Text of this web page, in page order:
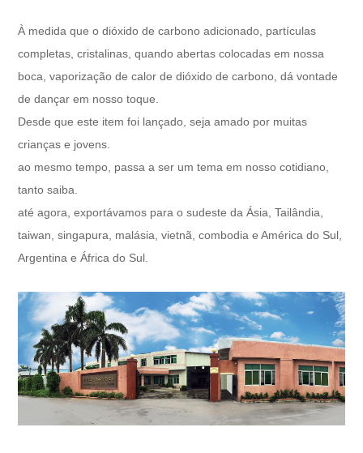
À medida que o dióxido de carbono adicionado, partículas
completas, cristalinas, quando abertas colocadas em nossa
boca, vaporização de calor de dióxido de carbono, dá vontade
de dançar em nosso toque.
Desde que este item foi lançado, seja amado por muitas
crianças e jovens.
ao mesmo tempo, passa a ser um tema em nosso cotidiano,
tanto saiba.
até agora, exportávamos para o sudeste da Ásia, Tailândia,
taiwan, singapura, malásia, vietnã, combodia e América do Sul,
Argentina e África do Sul.